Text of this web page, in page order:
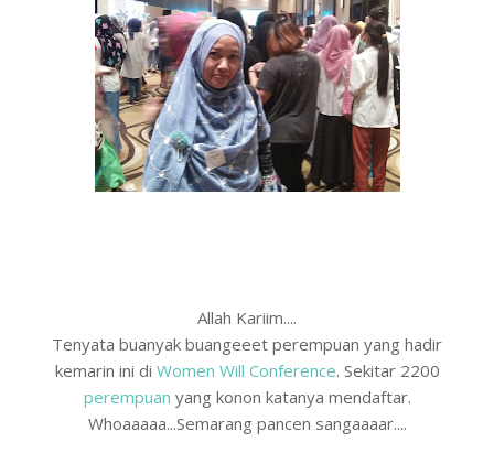
Allah Kariim....
Tenyata buanyak buangeeet perempuan yang hadir
kemarin ini di Women Will Conference. Sekitar 2200
perempuan yang konon katanya mendaftar.
Whoaaaaa...Semarang pancen sangaaaar....